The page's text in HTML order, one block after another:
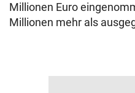
Millionen Euro
Millionen mehr als